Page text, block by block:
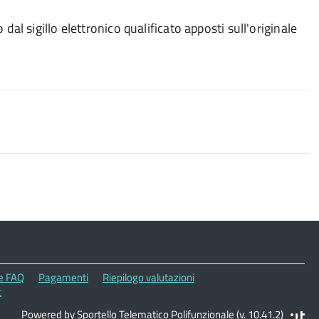
sigillo elettronico qualificato apposti sull'originale
FAQ Pagamenti
Riepilogo valutazioni
Powered by Sportello Telematico Polifunzionale (v. 10.41.2)